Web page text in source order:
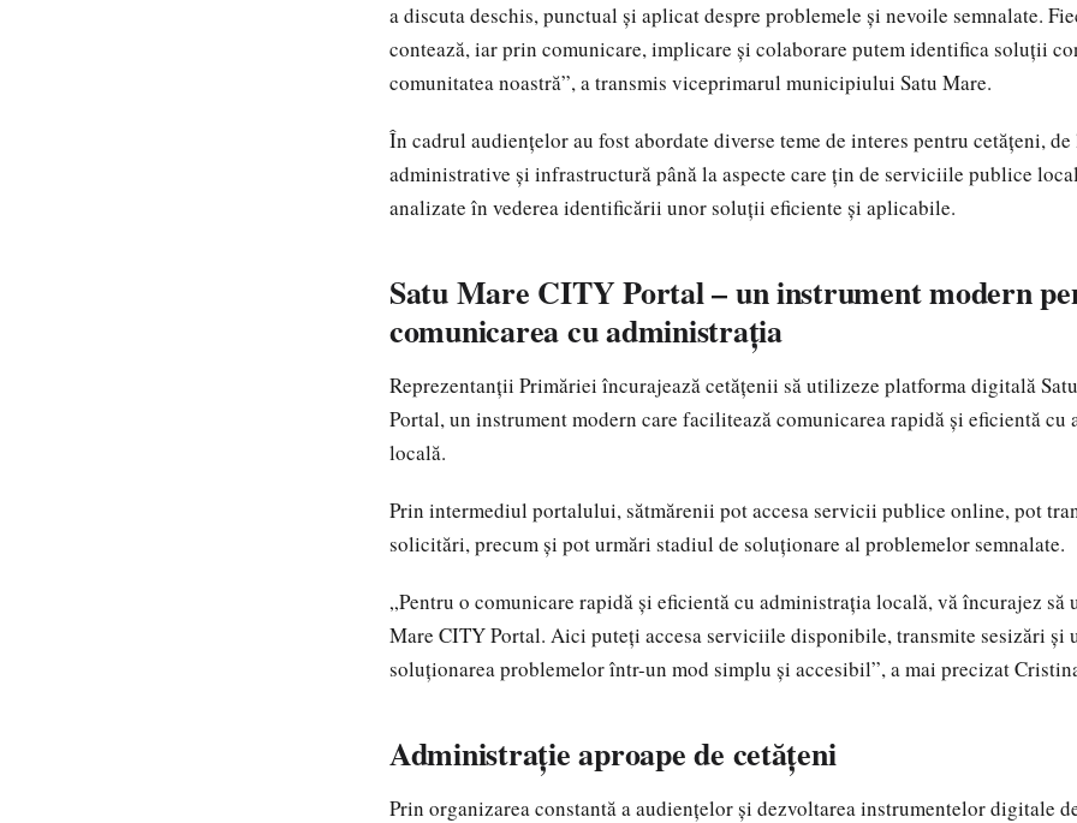
a discuta deschis, punctual și aplicat despre problemele și nevoile semnalate.
contează, iar prin comunicare, implicare și colaborare putem identifica soluții
comunitatea noastră”, a transmis viceprimarul municipiului Satu Mare.
În cadrul audiențelor au fost abordate diverse teme de interes pentru cetățeni,
administrative și infrastructură până la aspecte care țin de serviciile publice
analizate în vederea identificării unor soluții eficiente și aplicabile.
Satu Mare CITY Portal – un instrument modern
comunicarea cu administrația
Reprezentanții Primăriei încurajează cetățenii să utilizeze platforma digitală
Portal, un instrument modern care facilitează comunicarea rapidă și eficientă cu
locală.
Prin intermediul portalului, sătmărenii pot accesa servicii publice online, pot
solicitări, precum și pot urmări stadiul de soluționare al problemelor semnalate.
„Pentru o comunicare rapidă și eficientă cu administrația locală, vă încurajez să
Mare CITY Portal. Aici puteți accesa serviciile disponibile, transmite sesizări și
soluționarea problemelor într-un mod simplu și accesibil”, a mai precizat
Administrație aproape de cetățeni
Prin organizarea constantă a audiențelor și dezvoltarea instrumentelor digitale